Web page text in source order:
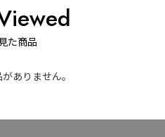
た商品
ありません。